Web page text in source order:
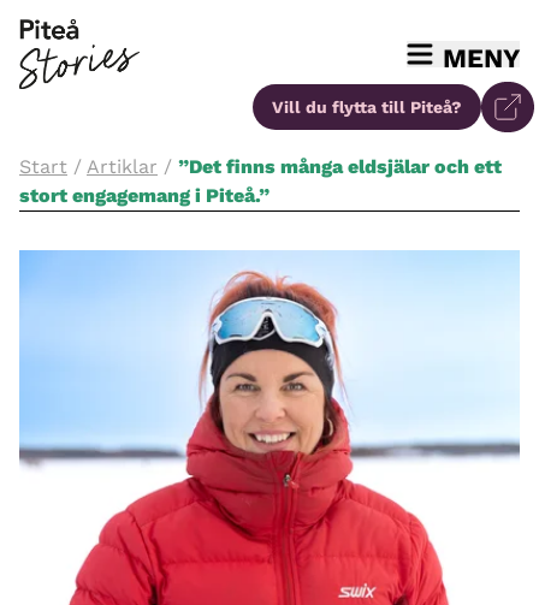
MENY
Vill du flytta till Piteå?
Start / Artiklar / ”Det finns många eldsjälar och ett
stort engagemang i Piteå.”